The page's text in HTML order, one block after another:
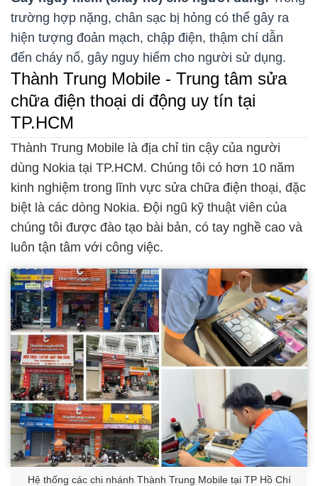
trường hợp nặng, chân sạc bị hỏng có thể gây ra
hiện tượng đoản mạch, chập điện, thậm chí dẫn
đến cháy nổ, gây nguy hiểm cho người sử dụng.
Thành Trung Mobile - Trung tâm sửa
chữa điện thoại di động uy tín tại
TP.HCM
Thành Trung Mobile là địa chỉ tin cậy của người
dùng Nokia tại TP.HCM. Chúng tôi có hơn 10 năm
kinh nghiệm trong lĩnh vực sửa chữa điện thoại, đặc
biệt là các dòng Nokia. Đội ngũ kỹ thuật viên của
chúng tôi được đào tạo bài bản, có tay nghề cao và
luôn tận tâm với công việc.
Hệ thống các chi nhánh Thành Trung Mobile tại TP Hồ Chí